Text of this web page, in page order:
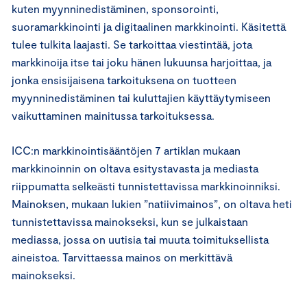
kuten myynninedistäminen, sponsorointi,
suoramarkkinointi ja digitaalinen markkinointi. Käsitettä
tulee tulkita laajasti. Se tarkoittaa viestintää, jota
markkinoija itse tai joku hänen lukuunsa harjoittaa, ja
jonka ensisijaisena tarkoituksena on tuotteen
myynninedistäminen tai kuluttajien käyttäytymiseen
vaikuttaminen mainitussa tarkoituksessa.
ICC:n markkinointisääntöjen 7 artiklan mukaan
markkinoinnin on oltava esitystavasta ja mediasta
riippumatta selkeästi tunnistettavissa markkinoinniksi.
Mainoksen, mukaan lukien ”natiivimainos”, on oltava heti
tunnistettavissa mainokseksi, kun se julkaistaan
mediassa, jossa on uutisia tai muuta toimituksellista
aineistoa. Tarvittaessa mainos on merkittävä
mainokseksi.